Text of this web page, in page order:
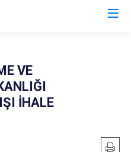
VE
İHALE